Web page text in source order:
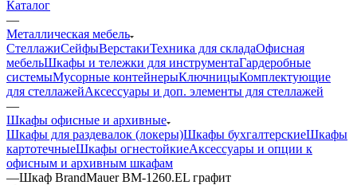
Каталог
—
Металлическая мебель
СтеллажиСейфыВерстакиТехника для складаОфисная
мебельШкафы и тележки для инструментаГардеробные
системыМусорные контейнерыКлючницыКомплектующие
для стеллажейАксессуары и доп. элементы для стеллажей
—
Шкафы офисные и архивные
Шкафы для раздевалок (локеры)Шкафы бухгалтерскиеШкафы
картотечныеШкафы огнестойкиеАксессуары и опции к
офисным и архивным шкафам
—Шкаф BrandMauer BM-1260.EL графит